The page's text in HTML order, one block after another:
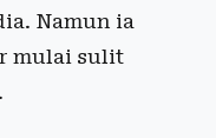
Namun ia
mulai sulit